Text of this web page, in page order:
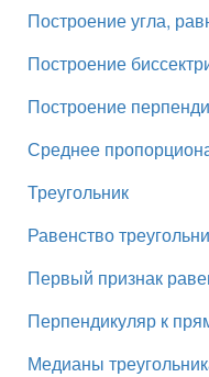
Построение угла,
Построение
Построение
Среднее
Треугольник
Равенство
Первый признак
Перпендикуляр к
Медианы